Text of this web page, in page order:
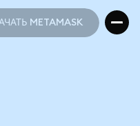
METAMASK